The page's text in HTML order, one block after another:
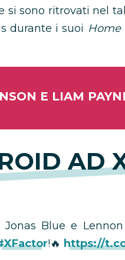
si sono ritrovati nel
durante i suoi Home
E LIAM
AD
Jonas Blue e
!🔥 https://